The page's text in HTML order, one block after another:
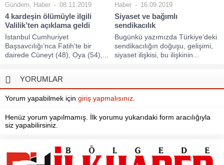
Gündem Haber 08.11.2019
4 kardeşin ölümüyle ilgili
Valilik’ten açıklama geldi
İstanbul Cumhuriyet
Başsavcılığı’nca Fatih’te bir
dairede Cüneyt (48), Oya (54),...
Haber 16.09.2019
Siyaset ve bağımlı
sendikacılık
Bugünkü yazımızda Türkiye’deki
sendikacılığın doğuşu, gelişimi,
siyaset ilişkisi, bu ilişkinin...
YORUMLAR
Yorum yapabilmek için giriş yapmalısınız
Henüz yorum yapılmamış. İlk yorumu yukarıdaki form aracılığıyla
siz yapabilirsiniz.